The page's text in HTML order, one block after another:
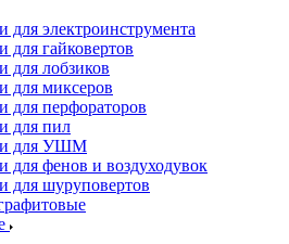
для электроинструмента
для гайковертов
для лобзиков
для миксеров
для перфораторов
для пил
для УШМ
для фенов и воздуходувок
для шуруповертов